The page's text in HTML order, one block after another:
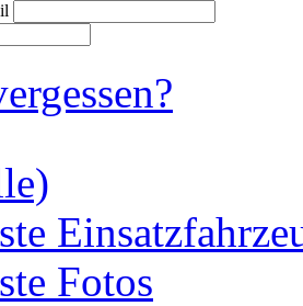
Fotos